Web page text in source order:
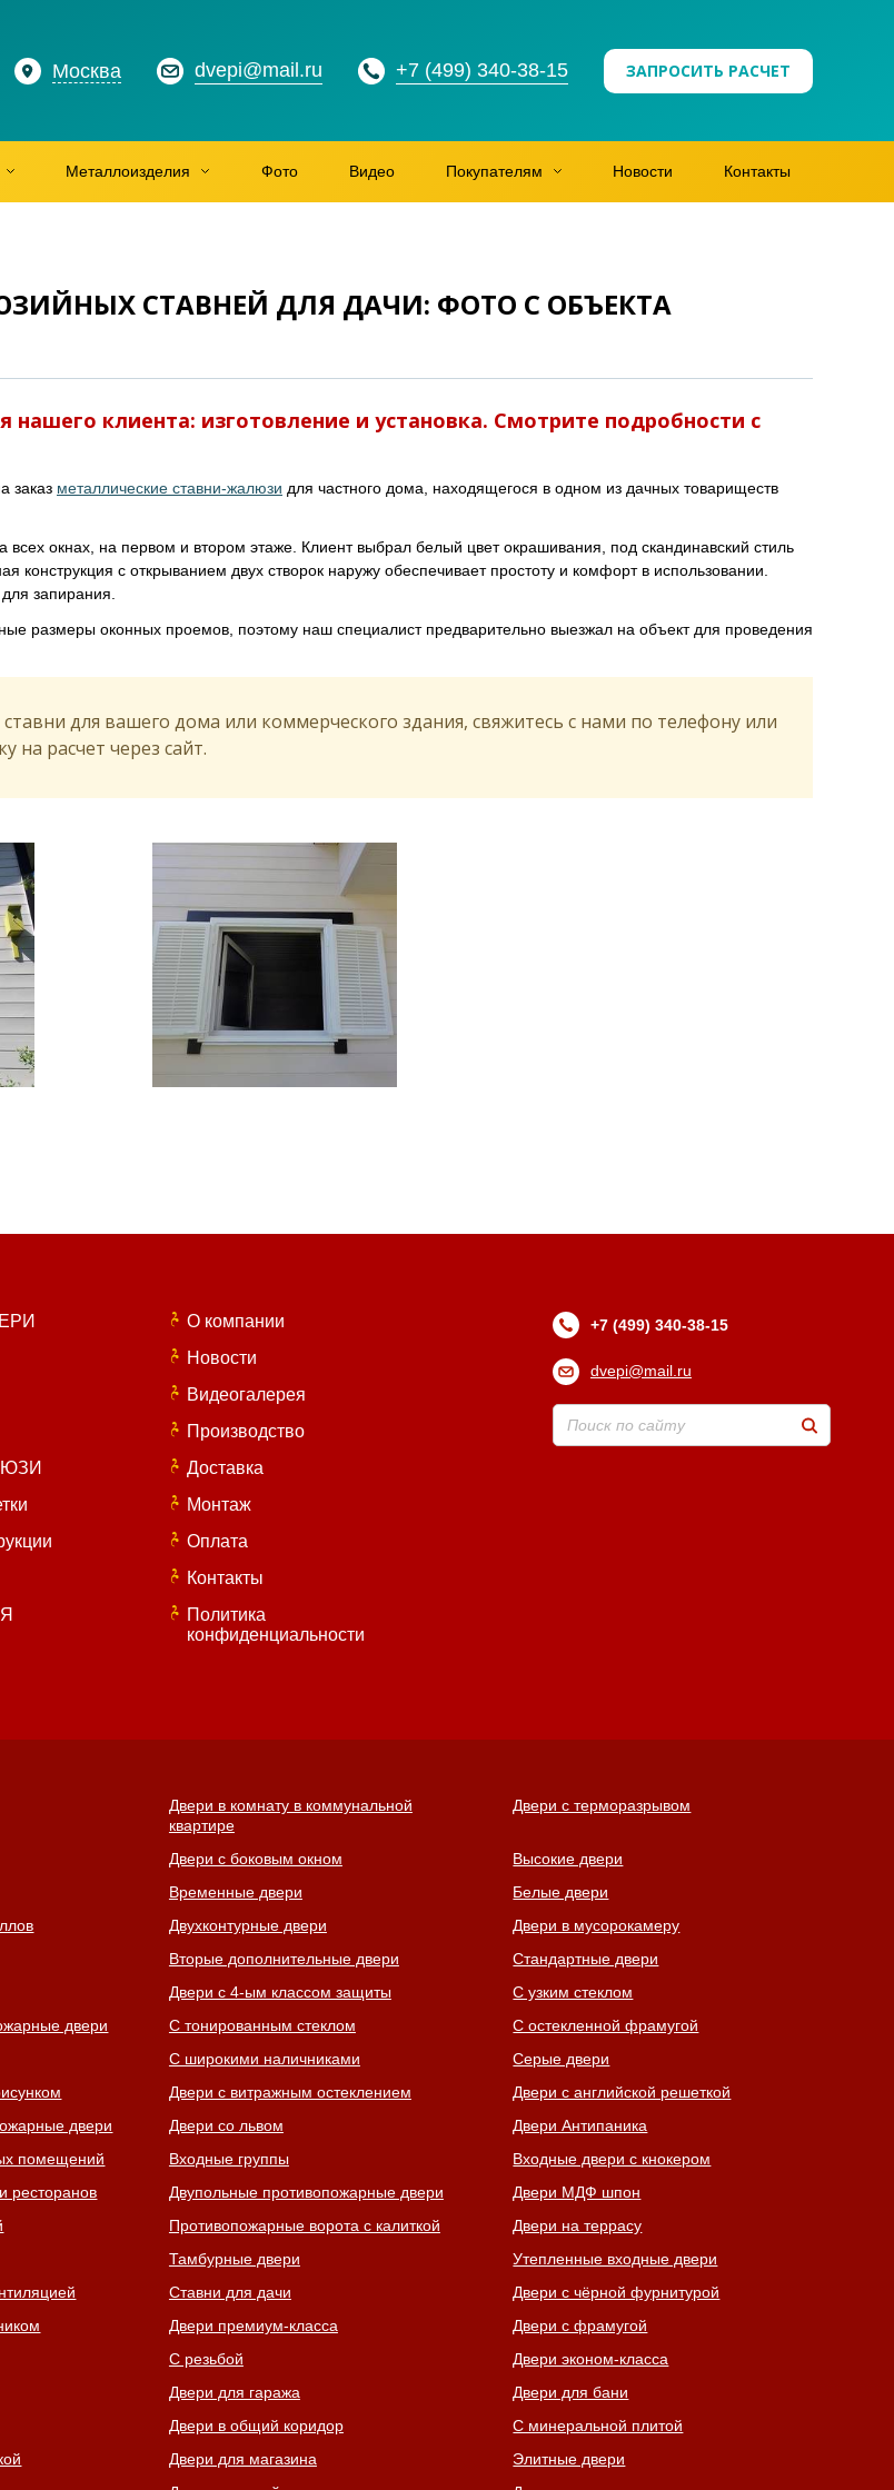
Москва dvepi@mail.ru +7 (499) 340-38-15 ЗАПРОСИТЬ РАСЧЕТ
Металлоизделия Фото Видео Покупателям Новости Контакты
СТАВНЕЙ ДЛЯ ДАЧИ: ФОТО С ОБЪЕКТА
клиента: изготовление и установка. Смотрите подробности с
заказ металлические ставни-жалюзи для частного дома, находящегося в одном из дачных товариществ
окнах, на первом и втором этаже. Клиент выбрал белый цвет окрашивания, под скандинавский стиль
с открыванием двух створок наружу обеспечивает простоту и комфорт в использовании.
запирания.
размеры оконных проемов, поэтому наш специалист предварительно выезжал на объект для проведения
для вашего дома или коммерческого здания, свяжитесь с нами по телефону или
на расчет через сайт.
О компании
Новости
Видеогалерея
Производство
Доставка
Монтаж
Оплата
Контакты
Политика
конфиденциальности
+7 (499) 340-38-15
dvepi@mail.ru
Двери в комнату в коммунальной
квартире
Двери с терморазрывом
Двери с боковым окном
Высокие двери
Временные двери
Белые двери
Двухконтурные двери
Двери в мусорокамеру
Вторые дополнительные двери
Стандартные двери
Двери с 4-ым классом защиты
С узким стеклом
двери С тонированным стеклом
С остекленной фрамугой
С широкими наличниками
Серые двери
Двери с витражным остеклением
Двери с английской решеткой
двери Двери со львом
Двери Антипаника
помещений Входные группы
Входные двери с кнокером
ресторанов Двупольные противопожарные двери
Двери МДФ шпон
Противопожарные ворота с калиткой
Двери на террасу
Тамбурные двери
Утепленные входные двери
Ставни для дачи
Двери с чёрной фурнитурой
Двери премиум-класса
Двери с фрамугой
С резьбой
Двери эконом-класса
Двери для гаража
Двери для бани
Двери в общий коридор
С минеральной плитой
Двери для магазина
Элитные двери